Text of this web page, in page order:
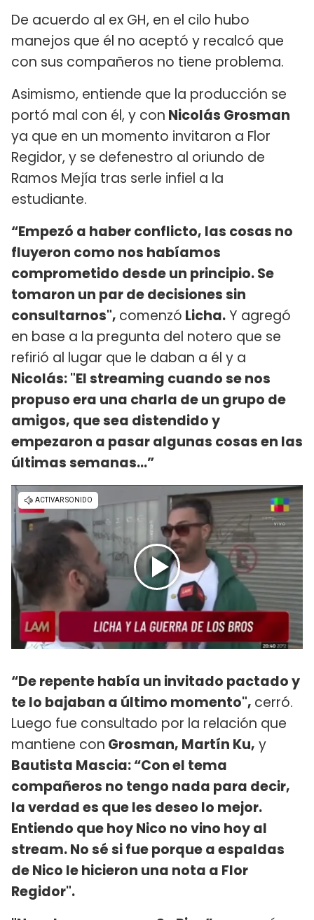
De acuerdo al ex GH, en el cilo hubo
manejos que él no aceptó y recalcó que
con sus compañeros no tiene problema.
Asimismo, entiende que la producción se
portó mal con él, y con Nicolás Grosman
ya que en un momento invitaron a Flor
Regidor, y se defenestro al oriundo de
Ramos Mejía tras serle infiel a la
estudiante.
“Empezó a haber conflicto, las cosas no
fluyeron como nos habíamos
comprometido desde un principio. Se
tomaron un par de decisiones sin
consultarnos", comenzó Licha.Y agregó
en base a la pregunta del notero que se
refirió al lugar que le daban a él y a
Nicolás: "El streaming cuando se nos
propuso era una charla de un grupo de
amigos, que sea distendido y
empezaron a pasar algunas cosas en las
últimas semanas…”
“De repente había un invitado pactado y
te lo bajaban a último momento", cerró.
Luego fue consultado por la relación que
mantiene con Grosman, Martín Ku, y
Bautista Mascia: “Con el tema
compañeros no tengo nada para decir,
la verdad es que les deseo lo mejor.
Entiendo que hoy Nico no vino hoy al
stream. No sé si fue porque a espaldas
de Nico le hicieron una nota a Flor
Regidor".